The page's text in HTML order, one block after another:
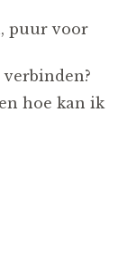
puur voor
hoe kan ik